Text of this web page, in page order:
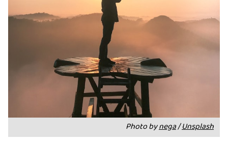
Photo by nega / Unsplash